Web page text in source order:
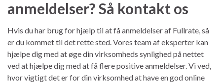
anmeldelser? Så kontakt os
Hvis du har brug for hjælp til at få anmeldelser af Fullrate, så
er du kommet til det rette sted. Vores team af eksperter kan
hjælpe dig med at øge din virksomheds synlighed på nettet
ved at hjælpe dig med at få flere positive anmeldelser. Vi ved,
hvor vigtigt det er for din virksomhed at have en god online